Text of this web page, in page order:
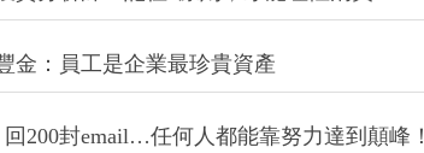
金：員工是企業最珍貴資產
200封email…任何人都能靠努力達到顛峰！